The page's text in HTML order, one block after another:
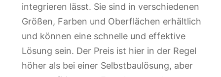
integrieren lässt. Sie sind in verschiedenen
Größen, Farben und Oberflächen erhältlich
und können eine schnelle und effektive
Lösung sein. Der Preis ist hier in der Regel
höher als bei einer Selbstbaulösung, aber